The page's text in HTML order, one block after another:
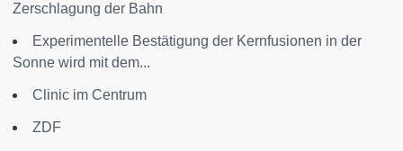
Zerschlagung der Bahn
Experimentelle Bestätigung der Kernfusionen in der
Sonne wird mit dem...
Clinic im Centrum
ZDF